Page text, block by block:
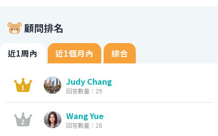
顧問排名
近1周內 近1個月內 綜合
Judy Chang
回答數量：29
Wang Yue
回答數量：28